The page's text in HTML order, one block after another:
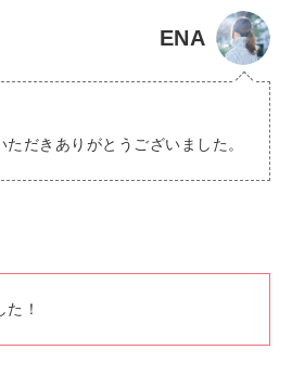
ENA
だきありがとうございました。
！